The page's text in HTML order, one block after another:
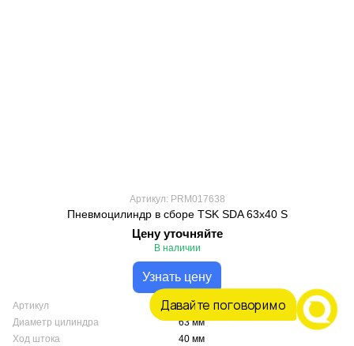
Артикул: PRM017638
Пневмоцилиндр в сборе TSK SDA 63x40 S
Цену уточняйте
В наличии
Узнать цену
Артикул
PRM017638
Диаметр цилиндра
63 мм
Ход штока
40 мм
Давайте поговоримо